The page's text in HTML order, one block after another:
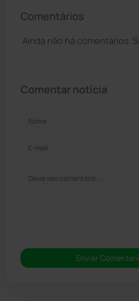
Comentários
Ainda não há comentários.
Comentar notícia